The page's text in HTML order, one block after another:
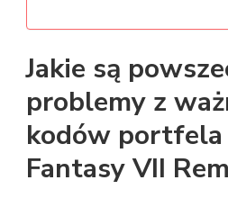
Jakie są
problemy z
kodów
Fantasy VII